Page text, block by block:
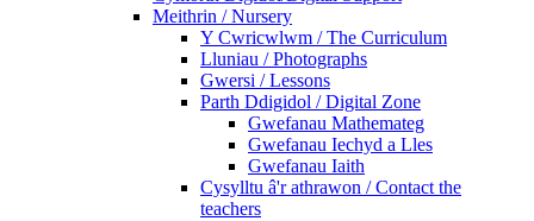
Meithrin / Nursery
Y Cwricwlwm / The Curriculum
Lluniau / Photographs
Gwersi / Lessons
Parth Ddigidol / Digital Zone
Gwefanau Mathemateg
Gwefanau Iechyd a Lles
Gwefanau Iaith
Cysylltu â'r athrawon / Contact the
teachers